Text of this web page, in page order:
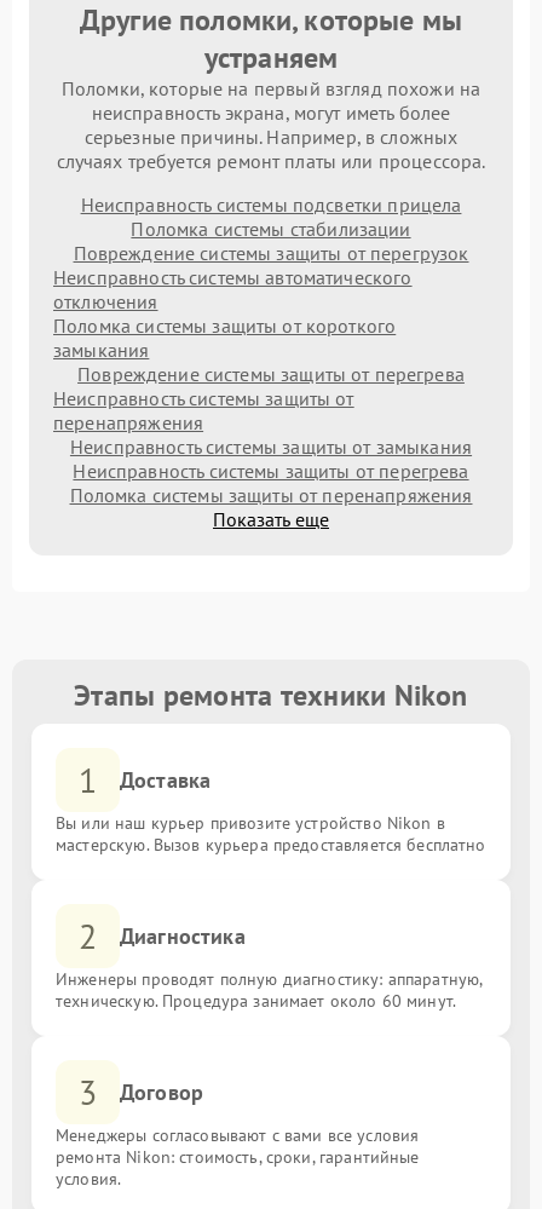
Другие поломки, которые мы
устраняем
Поломки, которые на первый взгляд похожи на
неисправность экрана, могут иметь более
серьезные причины. Например, в сложных
случаях требуется ремонт платы или процессора.
Неисправность системы подсветки прицела
Поломка системы стабилизации
Повреждение системы защиты от перегрузок
Неисправность системы автоматического
отключения
Поломка системы защиты от короткого
замыкания
Повреждение системы защиты от перегрева
Неисправность системы защиты от
перенапряжения
Неисправность системы защиты от замыкания
Неисправность системы защиты от перегрева
Поломка системы защиты от перенапряжения
Показать еще
Этапы ремонта техники Nikon
1 Доставка
Вы или наш курьер привозите устройство Nikon в
мастерскую. Вызов курьера предоставляется бесплатно
2 Диагностика
Инженеры проводят полную диагностику: аппаратную,
техническую. Процедура занимает около 60 минут.
3 Договор
Менеджеры согласовывают с вами все условия
ремонта Nikon: стоимость, сроки, гарантийные
условия.